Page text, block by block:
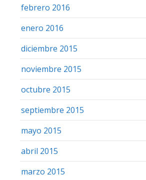
febrero 2016
enero 2016
diciembre 2015
noviembre 2015
octubre 2015
septiembre 2015
mayo 2015
abril 2015
marzo 2015